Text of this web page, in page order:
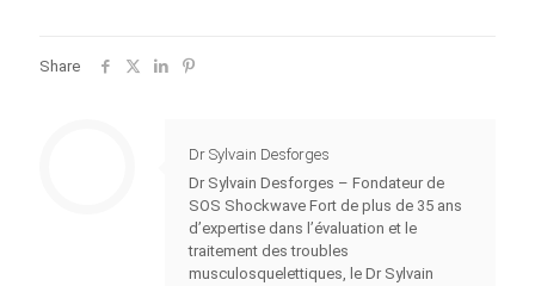
Share
Dr Sylvain Desforges
Dr Sylvain Desforges – Fondateur de
SOS Shockwave Fort de plus de 35 ans
d’expertise dans l’évaluation et le
traitement des troubles
musculosquelettiques, le Dr Sylvain